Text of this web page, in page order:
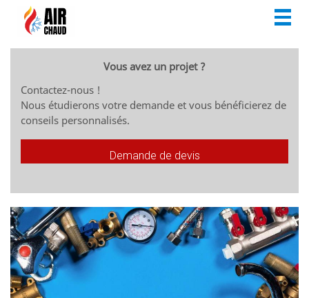
Vous avez un projet ?
Contactez-nous !
Nous étudierons votre demande et vous bénéficierez de
conseils personnalisés.
Demande de devis